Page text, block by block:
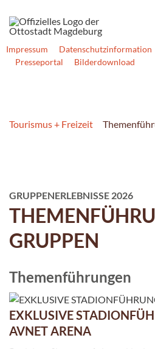
Impressum Datenschutzinformation
Presseportal
Bilderdownload
Tourismus + Freizeit
GRUPPENERLEBNISSE 2026
GRUPPEN
Themenführungen
EXKLUSIVE
AVNET ARENA